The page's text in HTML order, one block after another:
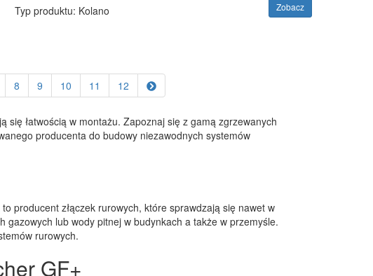
Typ produktu: Kolano Zobacz
8 9 10 11 12
się łatwością w montażu. Zapoznaj się z gamą zgrzewanych
producenta do budowy niezawodnych systemów
producent złączek rurowych, które sprawdzają się nawet w
lub wody pitnej w budynkach a także w przemyśle.
rurowych.
GF+